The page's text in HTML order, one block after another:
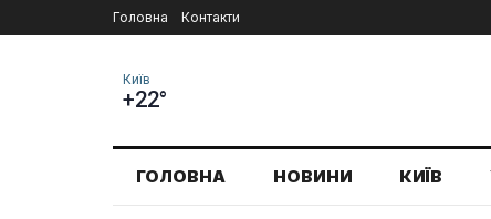
Головна Контакти
Київ
+22°
ГОЛОВНА НОВИНИ КИЇВ